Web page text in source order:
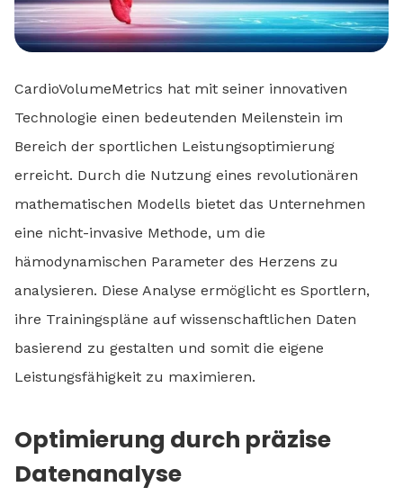
CardioVolumeMetrics hat mit seiner innovativen
Technologie einen bedeutenden Meilenstein im
Bereich der sportlichen Leistungsoptimierung
erreicht. Durch die Nutzung eines revolutionären
mathematischen Modells bietet das Unternehmen
eine nicht-invasive Methode, um die
hämodynamischen Parameter des Herzens zu
analysieren. Diese Analyse ermöglicht es Sportlern,
ihre Trainingspläne auf wissenschaftlichen Daten
basierend zu gestalten und somit die eigene
Leistungsfähigkeit zu maximieren.
Optimierung durch präzise
Datenanalyse